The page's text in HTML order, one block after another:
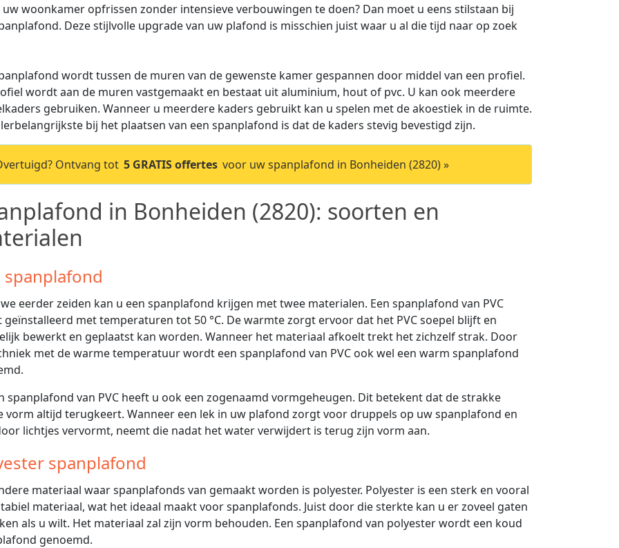
woonkamer opfrissen zonder intensieve verbouwingen te doen? Dan moet u eens stilstaan bij
Deze stijlvolle upgrade van uw plafond is misschien juist waar u al die tijd naar op zoek
wordt tussen de muren van de gewenste kamer gespannen door middel van een profiel.
wordt aan de muren vastgemaakt en bestaat uit aluminium, hout of pvc. U kan ook meerdere
gebruiken. Wanneer u meerdere kaders gebruikt kan u spelen met de akoestiek in de ruimte.
bij het plaatsen van een spanplafond is dat de kaders stevig bevestigd zijn.
Ontvang tot 5 GRATIS offertes voor uw spanplafond in Bonheiden (2820) »
in Bonheiden (2820): soorten en
spanplafond
eerder zeiden kan u een spanplafond krijgen met twee materialen. Een spanplafond van PVC
met temperaturen tot 50 °C. De warmte zorgt ervoor dat het PVC soepel blijft en
bewerkt en geplaatst kan worden. Wanneer het materiaal afkoelt trekt het zichzelf strak. Door
met de warme temperatuur wordt een spanplafond van PVC ook wel een warm spanplafond
spanplafond van PVC heeft u ook een zogenaamd vormgeheugen. Dit betekent dat de strakke
vorm altijd terugkeert. Wanneer een lek in uw plafond zorgt voor druppels op uw spanplafond en
lichtjes vervormt, neemt die nadat het water verwijdert is terug zijn vorm aan.
spanplafond
materiaal waar spanplafonds van gemaakt worden is polyester. Polyester is een sterk en vooral
materiaal, wat het ideaal maakt voor spanplafonds. Juist door die sterkte kan u er zoveel gaten
als u wilt. Het materiaal zal zijn vorm behouden. Een spanplafond van polyester wordt een koud
genoemd.